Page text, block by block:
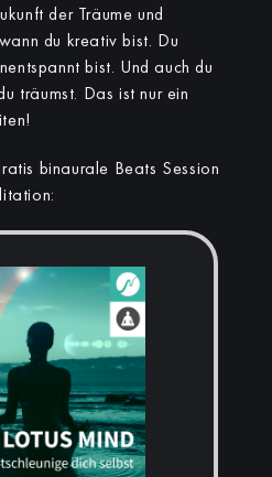
der Träume und
du kreativ bist. Du
bist. Und auch du
träumst. Das ist nur ein
binaurale Beats Session